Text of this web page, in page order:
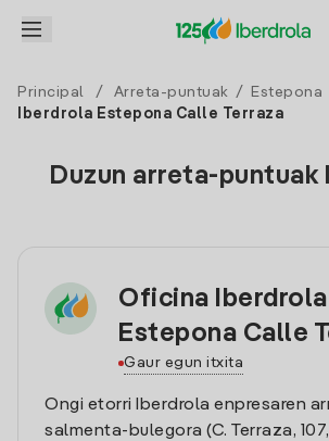
Principal / Arreta-puntuak / Estepona
Iberdrola Estepona Calle Terraza
Duzun arreta-puntuak
Oficina Iberdrola
Estepona Calle
Gaur egun itxita
Ongi etorri Iberdrola enpresaren
salmenta-bulegora (C. Terraza,